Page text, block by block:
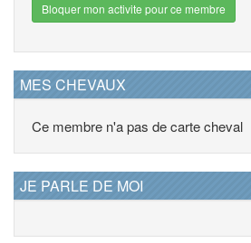
Bloquer mon activite pour ce membre
MES CHEVAUX
Ce membre n'a pas de carte cheval
JE PARLE DE MOI